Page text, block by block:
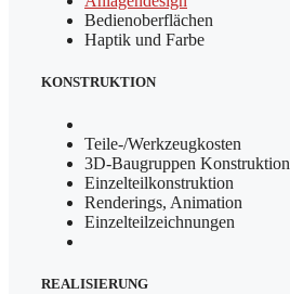
Bedienoberflächen
Haptik und Farbe
KONSTRUKTION
Teile-/Werkzeugkosten
3D-Baugruppen Konstruktion
Einzelteilkonstruktion
Renderings, Animation
Einzelteilzeichnungen
REALISIERUNG